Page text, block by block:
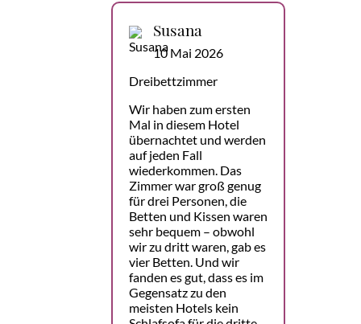
Susana
10 Mai 2026
Dreibettzimmer
Wir haben zum ersten
Mal in diesem Hotel
übernachtet und werden
auf jeden Fall
wiederkommen. Das
Zimmer war groß genug
für drei Personen, die
Betten und Kissen waren
sehr bequem – obwohl
wir zu dritt waren, gab es
vier Betten. Und wir
fanden es gut, dass es im
Gegensatz zu den
meisten Hotels kein